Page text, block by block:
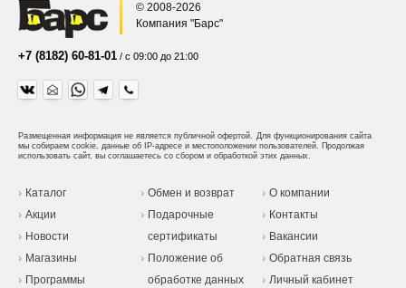
© 2008-2026
Компания "Барс"
+7 (8182) 60-81-01 / с 09:00 до 21:00
Размещенная информация не является публичной офертой. Для функционирования сайта
мы собираем cookie, данные об IP-адресе и местоположении пользователей. Продолжая
использовать сайт, вы соглашаетесь со сбором и обработкой этих данных.
Каталог
Акции
Новости
Магазины
Программы
Обмен и возврат
Подарочные
сертификаты
Положение об
обработке данных
О компании
Контакты
Вакансии
Обратная связь
Личный кабинет